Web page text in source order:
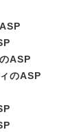
ASP
のASP